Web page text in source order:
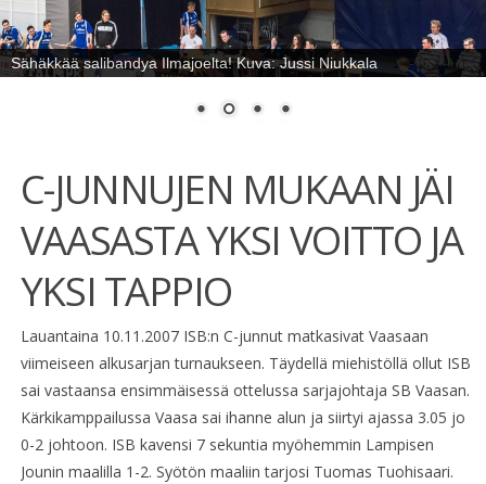
Sähäkkää salibandya Ilmajoelta! Kuva: Jussi Niukkala
C-JUNNUJEN MUKAAN JÄI
VAASASTA YKSI VOITTO JA
YKSI TAPPIO
Lauantaina 10.11.2007 ISB:n C-junnut matkasivat Vaasaan
viimeiseen alkusarjan turnaukseen. Täydellä miehistöllä ollut ISB
sai vastaansa ensimmäisessä ottelussa sarjajohtaja SB Vaasan.
Kärkikamppailussa Vaasa sai ihanne alun ja siirtyi ajassa 3.05 jo
0-2 johtoon. ISB kavensi 7 sekuntia myöhemmin Lampisen
Jounin maalilla 1-2. Syötön maaliin tarjosi Tuomas Tuohisaari.